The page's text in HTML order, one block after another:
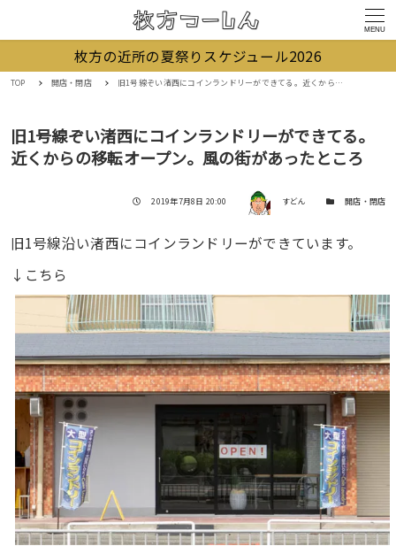
MENU
枚方の近所の夏祭りスケジュール2026
TOP 開店・閉店 旧1号線ぞい渚西にコインランドリーができてる。近くからの移転オープン。風の街があったところ
旧1号線ぞい渚西にコインランドリーができてる。
近くからの移転オープン。風の街があったところ
投稿日
2019年7月8日 20:00 著者 すどん カテゴリー開店・閉店
旧1号線沿い渚西にコインランドリーができています。
↓こちら